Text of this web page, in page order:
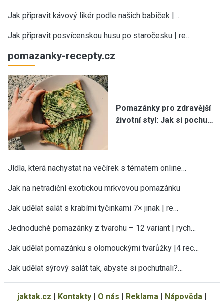
Jak připravit kávový likér podle našich babiček |…
Jak připravit posvícenskou husu po staročesku | re…
pomazanky-recepty.cz
Pomazánky pro zdravější
životní styl: Jak si pochu…
Jídla, která nachystat na večírek s tématem online…
Jak na netradiční exotickou mrkvovou pomazánku
Jak udělat salát s krabími tyčinkami 7× jinak | re…
Jednoduché pomazánky z tvarohu – 12 variant | rych…
Jak udělat pomazánku s olomouckými tvarůžky |4 rec…
Jak udělat sýrový salát tak, abyste si pochutnali?…
jaktak.cz | Kontakty| O nás | Reklama | Nápověda |